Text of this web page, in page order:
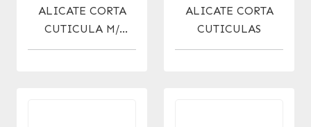
ALICATE CORTA
CUTICULA M/
DECORADO
ALICATE CORTA
CUTICULAS